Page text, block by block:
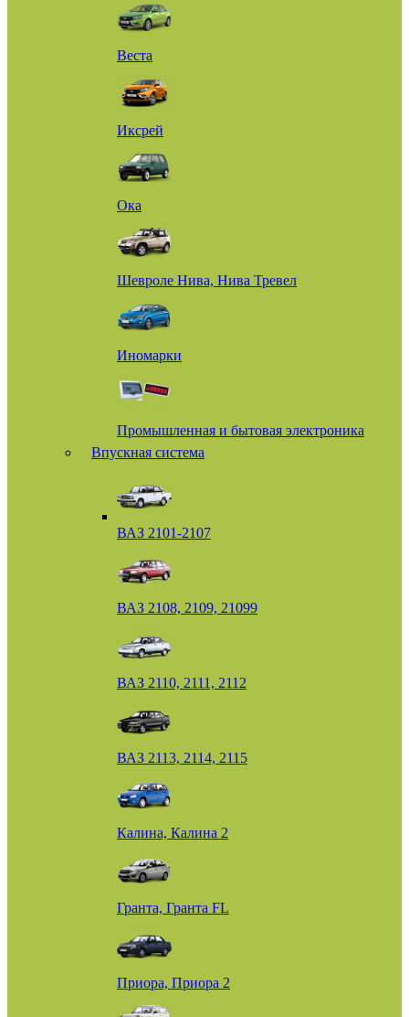
Веста
Иксрей
Ока
Шевроле Нива, Нива Тревел
Иномарки
Промышленная и бытовая электроника
Впускная система
ВАЗ 2101-2107
ВАЗ 2108, 2109, 21099
ВАЗ 2110, 2111, 2112
ВАЗ 2113, 2114, 2115
Калина, Калина 2
Гранта, Гранта FL
Приора, Приора 2